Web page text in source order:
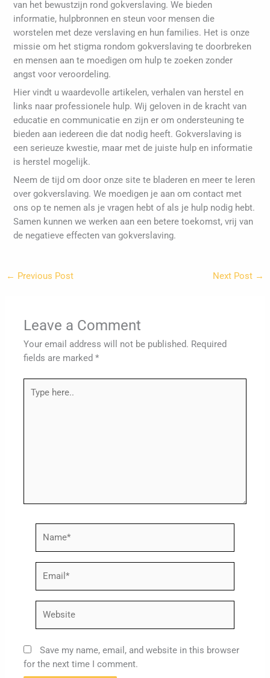
van het bewustzijn rond gokverslaving. We bieden
informatie, hulpbronnen en steun voor mensen die
worstelen met deze verslaving en hun families. Het is onze
missie om het stigma rondom gokverslaving te doorbreken
en mensen aan te moedigen om hulp te zoeken zonder
angst voor veroordeling.
Hier vindt u waardevolle artikelen, verhalen van herstel en
links naar professionele hulp. Wij geloven in de kracht van
educatie en communicatie en zijn er om ondersteuning te
bieden aan iedereen die dat nodig heeft. Gokverslaving is
een serieuze kwestie, maar met de juiste hulp en informatie
is herstel mogelijk.
Neem de tijd om door onze site te bladeren en meer te leren
over gokverslaving. We moedigen je aan om contact met
ons op te nemen als je vragen hebt of als je hulp nodig hebt.
Samen kunnen we werken aan een betere toekomst, vrij van
de negatieve effecten van gokverslaving.
← Previous Post Next Post →
Leave a Comment
Your email address will not be published. Required
fields are marked*
here..
Save my name, email, and website in this browser
for the next time I comment.